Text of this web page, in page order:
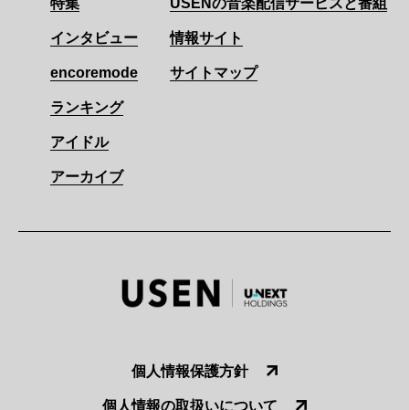
特集
インタビュー
encoremode
ランキング
アイドル
アーカイブ
USENの音楽配信サービスと番組
情報サイト
サイトマップ
個人情報保護方針
個人情報の取扱いについて